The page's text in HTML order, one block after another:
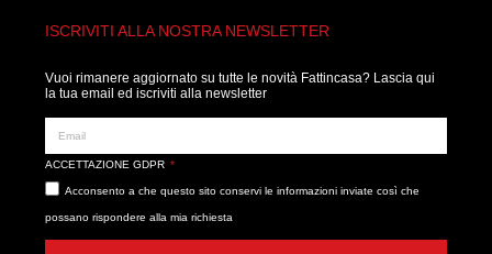
ISCRIVITI ALLA NOSTRA NEWSLETTER
Vuoi rimanere aggiornato su tutte le novità Fattincasa? Lascia qui
la tua email ed iscriviti alla newsletter
ACCETTAZIONE GDPR
Acconsento a che questo sito conservi le informazioni inviate così che
possano rispondere alla mia richiesta